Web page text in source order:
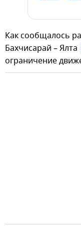
Как сообщалось
Бахчисарай – Ялта
ограничение